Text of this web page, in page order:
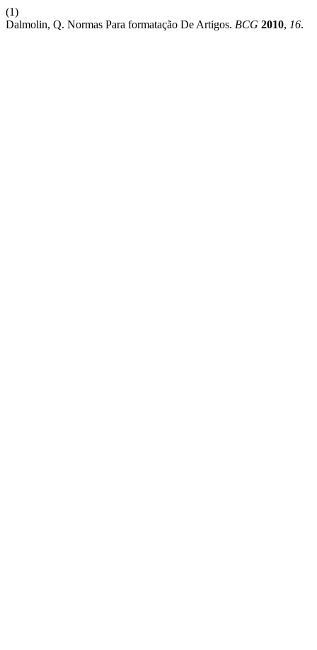
(1)
Dalmolin, Q. Normas Para formatação De Artigos. BCG 2010, 16.